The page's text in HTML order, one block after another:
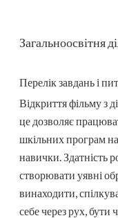
Загальноосвітня
Перелік завдань і
Відкриття фільму з
це дозволяє
шкільних програм
навички. Здатність
створювати уявні
винаходити,
себе через рух, бути